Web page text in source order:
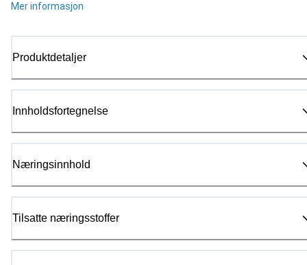
Mer informasjon
Produktdetaljer
Innholdsfortegnelse
Næringsinnhold
Tilsatte næringsstoffer